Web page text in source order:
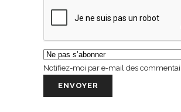
Notifiez-moi par e-mail des